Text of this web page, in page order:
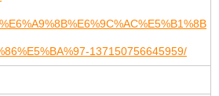
137150756645959/